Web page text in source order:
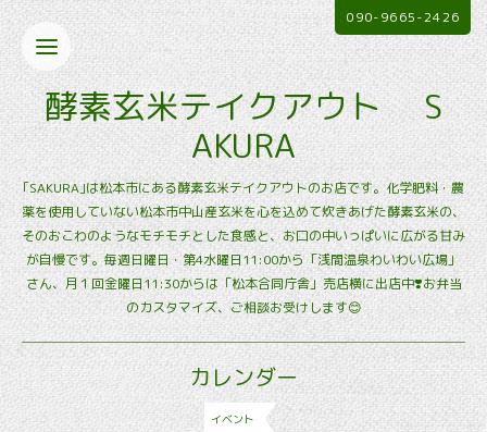
酵素玄米テイクアウト S
AKURA
｢SAKURA｣は松本市にある酵素玄米テイクアウトのお店です。化学肥料・農
薬を使用していない松本市中山産玄米を心を込めて炊きあげた酵素玄米の、
そのおこわのようなモチモチとした食感と、お口の中いっぱいに広がる甘み
が自慢です。毎週日曜日・第4水曜日11:00から「浅間温泉わいわい広場」
さん、月１回金曜日11:30からは「松本合同庁舎」売店横に出店中❣️お弁当
のカスタマイズ、ご相談お受けします😊
090-9665-2426
カレンダー
イベント